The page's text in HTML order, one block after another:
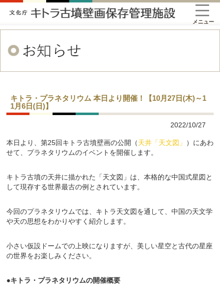
キトラ・プラネタリウム 本日より開催！【10月27日(木)～1
1月6日(日)】
2022/10/27
本日より、第25回キトラ古墳壁画の公開（天井「天文図」
）にあわ
せて、プラネタリウムのイベントを開催します。
キトラ古墳の天井に描かれた「天文図」は、本格的な中国式星図と
して現存する世界最古の例とされています。
今回のプラネタリウムでは、キトラ天文図を通して、中国の天文学
や天の思想をわかりやすく紹介します。
小さい仮設ドームでの上映になりますが、美しい星空と古代の星座
の世界をお楽しみください。
●キトラ・プラネタリウムの開催概要
メニュー